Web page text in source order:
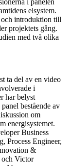
elsystem.
introduktion till
projektets gång.
med två olika
ta del av en video
i
har belyst
bestående av
om
energisystemet.
Business
Process Engineer,
&
och Victor